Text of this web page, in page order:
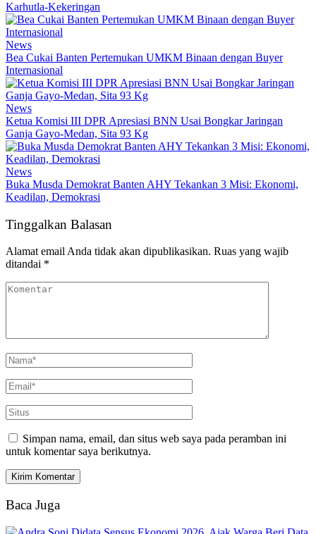
Karhutla-Kekeringan
News
Bea Cukai Banten Pertemukan UMKM Binaan dengan Buyer
Internasional
News
Ketua Komisi III DPR Apresiasi BNN Usai Bongkar Jaringan
Ganja Gayo-Medan, Sita 93 Kg
News
Buka Musda Demokrat Banten AHY Tekankan 3 Misi: Ekonomi,
Keadilan, Demokrasi
Tinggalkan Balasan
Alamat email Anda tidak akan dipublikasikan. Ruas yang wajib
ditandai *
Simpan nama, email, dan situs web saya pada peramban ini
untuk komentar saya berikutnya.
Baca Juga